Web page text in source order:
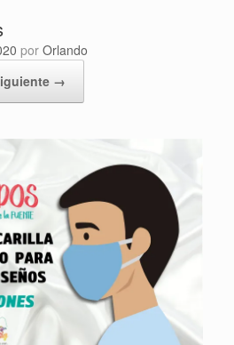
por Orlando
→